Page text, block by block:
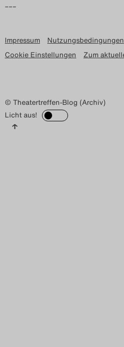
–––
Impressum Nutzungsbedingungen
Cookie Einstellungen
Zum
© Theatertreffen-Blog (Archiv)
Licht aus!
↑